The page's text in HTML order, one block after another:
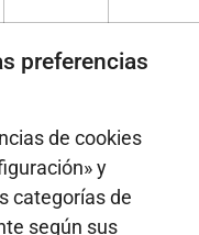
preferencias
de cookies
y
categorías de
según sus